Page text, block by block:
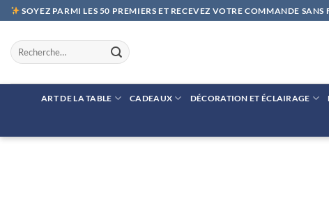
Passer
au
contenu
SOYEZ PARMI LES 50 PREMIERS ET RECEVEZ VOTRE COMMANDE
Recherche
pour :
ART DE LA TABLE CADEAUX DÉCORATION ET ÉCLAIRAGE